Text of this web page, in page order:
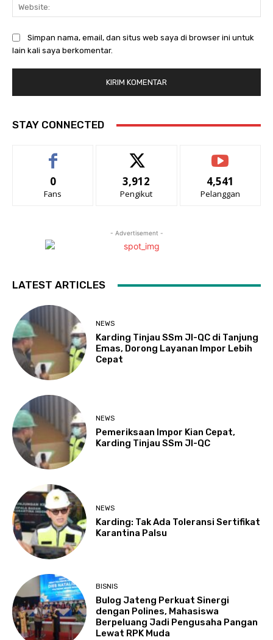
Simpan nama, email, dan situs web saya di browser ini untuk
lain kali saya berkomentar.
STAY CONNECTED
0
Fans
3,912
Pengikut
4,541
Pelanggan
- Advertisement -
LATEST ARTICLES
NEWS
Karding Tinjau SSm JI-QC di Tanjung
Emas, Dorong Layanan Impor Lebih
Cepat
NEWS
Pemeriksaan Impor Kian Cepat,
Karding Tinjau SSm JI-QC
NEWS
Karding: Tak Ada Toleransi Sertifikat
Karantina Palsu
BISNIS
Bulog Jateng Perkuat Sinergi
dengan Polines, Mahasiswa
Berpeluang Jadi Pengusaha Pangan
Lewat RPK Muda